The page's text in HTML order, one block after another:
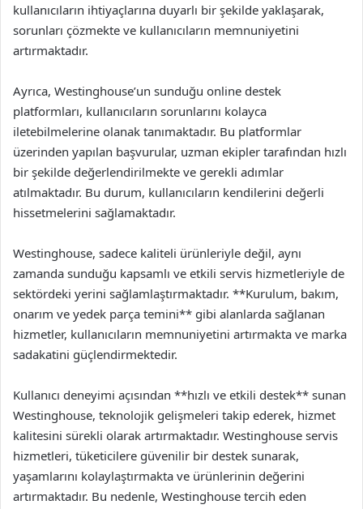
kullanıcıların ihtiyaçlarına duyarlı bir şekilde yaklaşarak,
sorunları çözmekte ve kullanıcıların memnuniyetini
artırmaktadır.
Ayrıca, Westinghouse’un sunduğu online destek
platformları, kullanıcıların sorunlarını kolayca
iletebilmelerine olanak tanımaktadır. Bu platformlar
üzerinden yapılan başvurular, uzman ekipler tarafından hızlı
bir şekilde değerlendirilmekte ve gerekli adımlar
atılmaktadır. Bu durum, kullanıcıların kendilerini değerli
hissetmelerini sağlamaktadır.
Westinghouse, sadece kaliteli ürünleriyle değil, aynı
zamanda sunduğu kapsamlı ve etkili servis hizmetleriyle de
sektördeki yerini sağlamlaştırmaktadır. **Kurulum, bakım,
onarım ve yedek parça temini** gibi alanlarda sağlanan
hizmetler, kullanıcıların memnuniyetini artırmakta ve marka
sadakatini güçlendirmektedir.
Kullanıcı deneyimi açısından **hızlı ve etkili destek** sunan
Westinghouse, teknolojik gelişmeleri takip ederek, hizmet
kalitesini sürekli olarak artırmaktadır. Westinghouse servis
hizmetleri, tüketicilere güvenilir bir destek sunarak,
yaşamlarını kolaylaştırmakta ve ürünlerinin değerini
artırmaktadır. Bu nedenle, Westinghouse tercih eden